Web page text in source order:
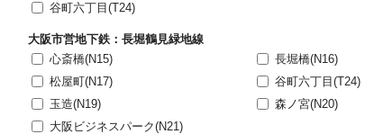
谷町六丁目(T24)
大阪市営地下鉄：長堀鶴見緑地線
心斎橋(N15)
長堀橋(N16)
松屋町(N17)
谷町六丁目(T24)
玉造(N19)
森ノ宮(N20)
大阪ビジネスパーク(N21)